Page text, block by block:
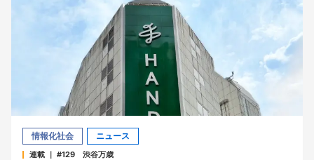
情報化社会 ニュース
連載 ｜ #129 渋谷万歳